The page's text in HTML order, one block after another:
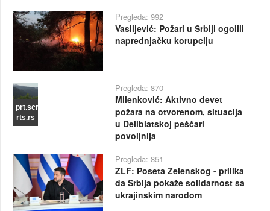
Pregleda: 992
Vasiljević: Požari u Srbiji ogolili
naprednjačku korupciju
prt.scr
rts.rs
Pregleda: 870
Milenković: Aktivno devet
požara na otvorenom, situacija
u Deliblatskoj peščari
povoljnija
Pregleda: 851
ZLF: Poseta Zelenskog - prilika
da Srbija pokaže solidarnost sa
ukrajinskim narodom